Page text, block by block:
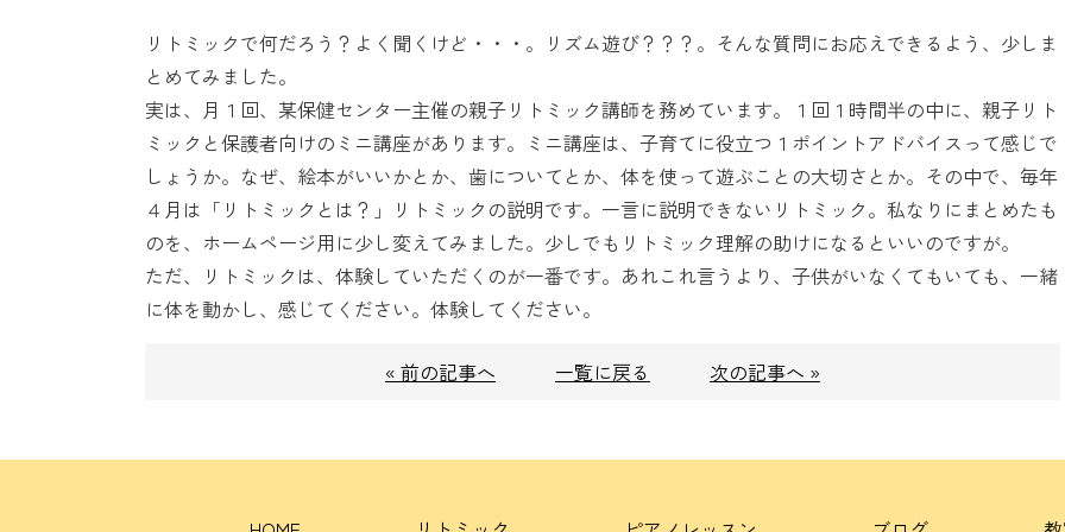
リトミックで何だろう？よく聞くけど・・・。リズム遊び？？？。そんな質問にお応えできるよう、少しま
とめてみました。
実は、月１回、某保健センター主催の親子リトミック講師を務めています。１回１時間半の中に、親子リト
ミックと保護者向けのミニ講座があります。ミニ講座は、子育てに役立つ１ポイントアドバイスって感じで
しょうか。なぜ、絵本がいいかとか、歯についてとか、体を使って遊ぶことの大切さとか。その中で、毎年
４月は「リトミックとは？」リトミックの説明です。一言に説明できないリトミック。私なりにまとめたも
のを、ホームページ用に少し変えてみました。少しでもリトミック理解の助けになるといいのですが。
ただ、リトミックは、体験していただくのが一番です。あれこれ言うより、子供がいなくてもいても、一緒
に体を動かし、感じてください。体験してください。
« 前の記事へ 一覧に戻る 次の記事へ »